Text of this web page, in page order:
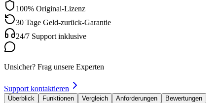
100% Original-Lizenz
30 Tage Geld-zurück-Garantie
24/7 Support inklusive
Unsicher? Frag unsere Experten
Support kontaktieren
Überblick Funktionen Vergleich Anforderungen
Bewertungen